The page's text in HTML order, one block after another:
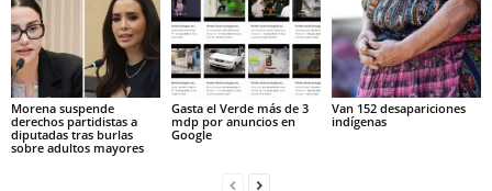
Morena suspende
derechos partidistas a
diputadas tras burlas
sobre adultos mayores
Gasta el Verde más de 3
mdp por anuncios en
Google
Van 152 desapariciones
indígenas